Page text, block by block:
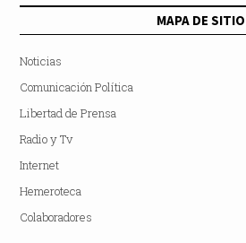
MAPA DE SITIO
Noticias
Comunicación Política
Libertad de Prensa
Radio y Tv
Internet
Hemeroteca
Colaboradores